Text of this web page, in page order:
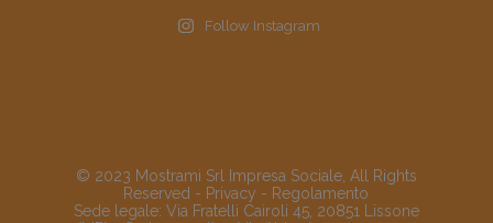
Follow Instagram
© 2023 Mostrami Srl Impresa Sociale, All Rights
Reserved - Privacy - Regolamento
Sede legale: Via Fratelli Cairoli 45, 20851 Lissone